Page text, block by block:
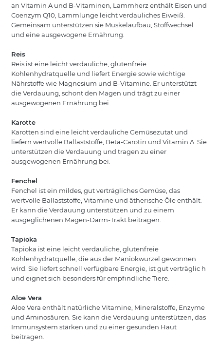
an Vitamin A und B-Vitaminen, Lammherz enthält Eisen und
Coenzym Q10, Lammlunge leicht verdauliches Eiweiß.
Gemeinsam unterstützen sie Muskelaufbau, Stoffwechsel
und eine ausgewogene Ernährung.
Reis
Reis ist eine leicht verdauliche, glutenfreie
Kohlenhydratquelle und liefert Energie sowie wichtige
Nährstoffe wie Magnesium und B-Vitamine. Er unterstützt
die Verdauung, schont den Magen und trägt zu einer
ausgewogenen Ernährung bei.
Karotte
Karotten sind eine leicht verdauliche Gemüsezutat und
liefern wertvolle Ballaststoffe, Beta-Carotin und Vitamin A. Sie
unterstützen die Verdauung und tragen zu einer
ausgewogenen Ernährung bei.
Fenchel
Fenchel ist ein mildes, gut verträgliches Gemüse, das
wertvolle Ballaststoffe, Vitamine und ätherische Öle enthält.
Er kann die Verdauung unterstützen und zu einem
ausgeglichenen Magen-Darm-Trakt beitragen.
Tapioka
Tapioka ist eine leicht verdauliche, glutenfreie
Kohlenhydratquelle, die aus der Maniokwurzel gewonnen
wird. Sie liefert schnell verfügbare Energie, ist gut verträglic h
und eignet sich besonders für empfindliche Tiere.
Aloe Vera
Aloe Vera enthält natürliche Vitamine, Mineralstoffe, Enzyme
und Aminosäuren. Sie kann die Verdauung unterstützen, das
Immunsystem stärken und zu einer gesunden Haut
beitragen.